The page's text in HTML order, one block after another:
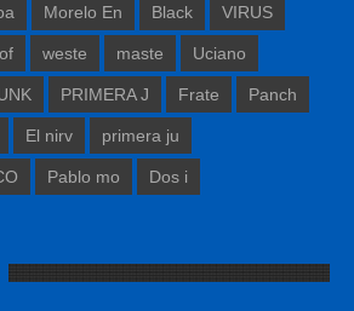
Morelo En Black VIRUS
weste maste Uciano
PRIMERA J Frate Panch
El nirv primera ju
Pablo mo Dos i